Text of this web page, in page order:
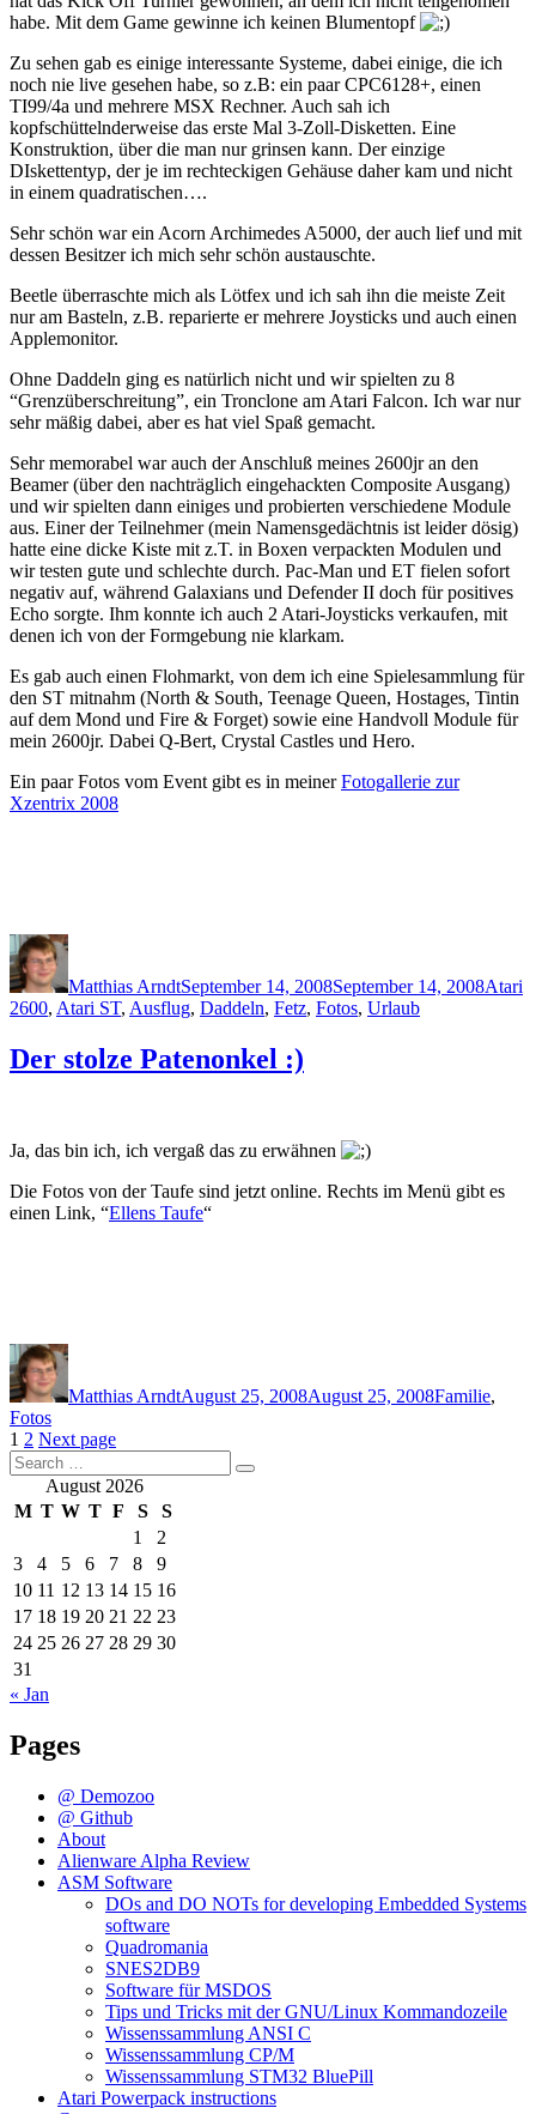
habe. Mit dem Game gewinne ich keinen Blumentopf
Zu sehen gab es einige interessante Systeme, dabei einige, die ich
noch nie live gesehen habe, so z.B: ein paar CPC6128+, einen
TI99/4a und mehrere MSX Rechner. Auch sah ich
kopfschüttelnderweise das erste Mal 3-Zoll-Disketten. Eine
Konstruktion, über die man nur grinsen kann. Der einzige
DIskettentyp, der je im rechteckigen Gehäuse daher kam und nicht
in einem quadratischen….
Sehr schön war ein Acorn Archimedes A5000, der auch lief und mit
dessen Besitzer ich mich sehr schön austauschte.
Beetle überraschte mich als Lötfex und ich sah ihn die meiste Zeit
nur am Basteln, z.B. reparierte er mehrere Joysticks und auch einen
Applemonitor.
Ohne Daddeln ging es natürlich nicht und wir spielten zu 8
“Grenzüberschreitung”, ein Tronclone am Atari Falcon. Ich war nur
sehr mäßig dabei, aber es hat viel Spaß gemacht.
Sehr memorabel war auch der Anschluß meines 2600jr an den
Beamer (über den nachträglich eingehackten Composite Ausgang)
und wir spielten dann einiges und probierten verschiedene Module
aus. Einer der Teilnehmer (mein Namensgedächtnis ist leider dösig)
hatte eine dicke Kiste mit z.T. in Boxen verpackten Modulen und
wir testen gute und schlechte durch. Pac-Man und ET fielen sofort
negativ auf, während Galaxians und Defender II doch für positives
Echo sorgte. Ihm konnte ich auch 2 Atari-Joysticks verkaufen, mit
denen ich von der Formgebung nie klarkam.
Es gab auch einen Flohmarkt, von dem ich eine Spielesammlung für
den ST mitnahm (North & South, Teenage Queen, Hostages, Tintin
auf dem Mond und Fire & Forget) sowie eine Handvoll Module für
mein 2600jr. Dabei Q-Bert, Crystal Castles und Hero.
Ein paar Fotos vom Event gibt es in meinerFotogallerie zur
Xzentrix 2008
Author
Matthias ArndtSeptember 14, 2008September 14, 2008Atari
2600, Atari ST, Ausflug, Daddeln, Fetz, Fotos, Urlaub
Der stolze Patenonkel :)
Ja, das bin ich, ich vergaß das zu erwähnen
Die Fotos von der Taufe sind jetzt online. Rechts im Menü gibt es
einen Link, “Ellens Taufe“
Author
Matthias ArndtAugust 25, 2008August 25, 2008Familie,
Fotos
Posts
pagination
Page
1 Page
2 Next page
Search
for:
Search
August 2026
M T W T F S
S
1
2
3
4 5 6 7 8
9
10 11 12 13 14 15 16
17 18 19 20 21 22 23
24 25 26 27 28 29 30
31
« Jan
Pages
@ Demozoo
@ Github
About
Alienware Alpha Review
ASM Software
DOs and DO NOTs for developing Embedded Systems
software
Quadromania
SNES2DB9
Software für MSDOS
Tips und Tricks mit der GNU/Linux Kommandozeile
Wissenssammlung ANSI C
Wissenssammlung CP/M
Wissenssammlung STM32 BluePill
Atari Powerpack instructions